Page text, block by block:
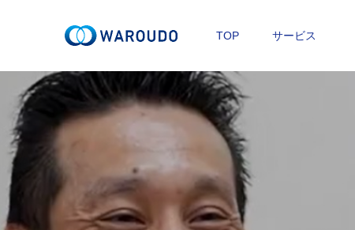
TOP サービス